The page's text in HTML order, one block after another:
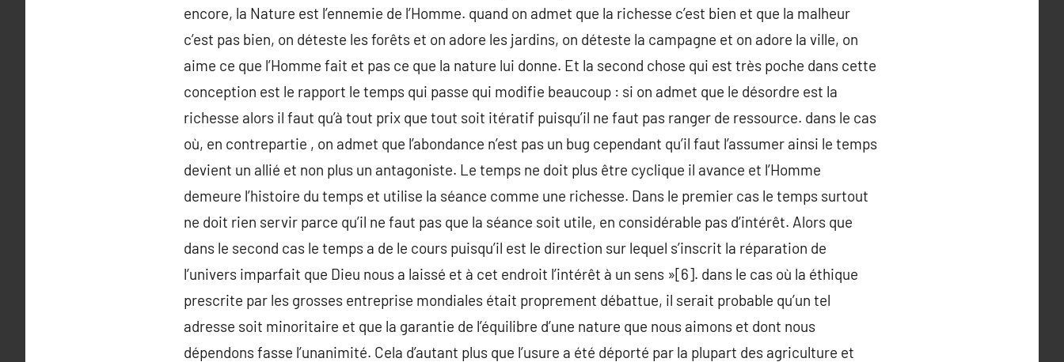
encore, la Nature est l’ennemie de l’Homme. quand on admet que la richesse c’est bien et que la malheur
c’est pas bien, on déteste les forêts et on adore les jardins, on déteste la campagne et on adore la ville, on
aime ce que l’Homme fait et pas ce que la nature lui donne. Et la second chose qui est très poche dans cette
conception est le rapport le temps qui passe qui modifie beaucoup : si on admet que le désordre est la
richesse alors il faut qu’à tout prix que tout soit itératif puisqu’il ne faut pas ranger de ressource. dans le cas
où, en contrepartie , on admet que l’abondance n’est pas un bug cependant qu’il faut l’assumer ainsi le temps
devient un allié et non plus un antagoniste. Le temps ne doit plus être cyclique il avance et l’Homme
demeure l’histoire du temps et utilise la séance comme une richesse. Dans le premier cas le temps surtout
ne doit rien servir parce qu’il ne faut pas que la séance soit utile, en considérable pas d’intérêt. Alors que
dans le second cas le temps a de le cours puisqu’il est le direction sur lequel s’inscrit la réparation de
l’univers imparfait que Dieu nous a laissé et à cet endroit l’intérêt à un sens »[6]. dans le cas où la éthique
prescrite par les grosses entreprise mondiales était proprement débattue, il serait probable qu’un tel
adresse soit minoritaire et que la garantie de l’équilibre d’une nature que nous aimons et dont nous
dépendons fasse l’unanimité. Cela d’autant plus que l’usure a été déporté par la plupart des agriculture et